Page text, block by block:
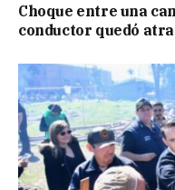
Choque entre una
conductor quedó